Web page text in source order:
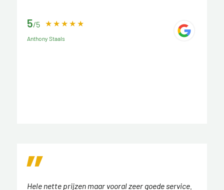
5/5
Anthony Staals
Hele nette prijzen maar vooral zeer goede service.